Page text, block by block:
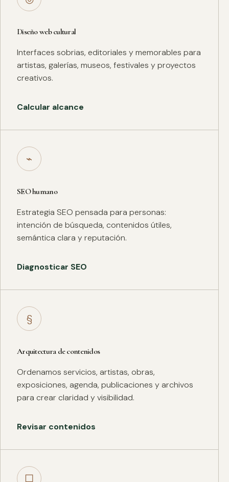
Diseño web cultural
Interfaces sobrias, editoriales y memorables para
artistas, galerías, museos, festivales y proyectos
creativos.
Calcular alcance
⌁
SEO humano
Estrategia SEO pensada para personas:
intención de búsqueda, contenidos útiles,
semántica clara y reputación.
Diagnosticar SEO
§
Arquitectura de contenidos
Ordenamos servicios, artistas, obras,
exposiciones, agenda, publicaciones y archivos
para crear claridad y visibilidad.
Revisar contenidos
□